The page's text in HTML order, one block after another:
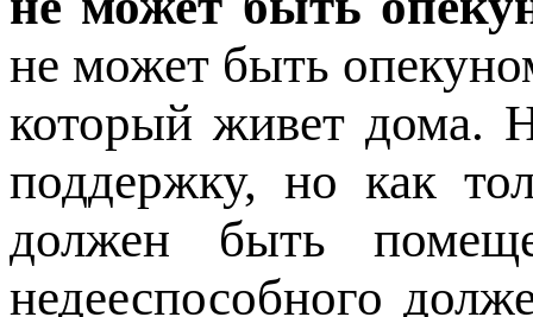
не может быть
который живет дома.
поддержку, но как
должен быть
недееспособного